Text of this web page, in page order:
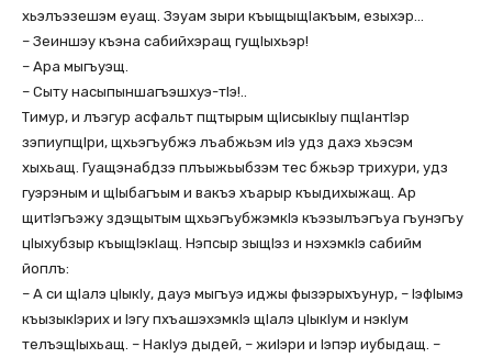
хьэлъэзешэм еуащ. Зэуам зыри къыщыщIакъым, езыхэр…
– Зеиншэу къэна сабийхэращ гущIыхьэр!
– Ара мыгъуэщ.
– Сыту насыпыншагъэшхуэ-тIэ!..
Тимур, и лъэгур асфальт пщтырым щIисыкIыу пщIантIэр
зэпиупщIри, щхьэгъубжэ лъабжьэм иIэ удз дахэ хьэсэм
хыхьащ. Гуащэнабдзэ плъыжьыбзэм тес бжьэр трихури, удз
гуэрэным и щIыбагъым и вакъэ хъарыр къыдихыжащ. Ар
щитlэгъэжу здэщытым щхьэгъубжэмкIэ къэзылъэгъуа гъунэгъу
цIыхубзыр къыщIэкIащ. Нэпсыр зыщlэз и нэхэмкIэ сабийм
йоплъ:
– А си щIалэ цIыкIу, дауэ мыгъуэ иджы фызэрыхъунур, – IэфIымэ
къызыкIэрих и Iэгу пхъашэхэмкIэ щlалэ цlыкlум и нэкIум
телъэщIыхьащ. – НакIуэ дыдей, – жиIэри и Iэпэр иубыдащ. –